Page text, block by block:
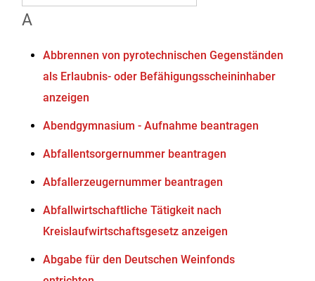
A
Abbrennen von pyrotechnischen Gegenständen
als Erlaubnis- oder Befähigungsscheininhaber
anzeigen
Abendgymnasium - Aufnahme beantragen
Abfallentsorgernummer beantragen
Abfallerzeugernummer beantragen
Abfallwirtschaftliche Tätigkeit nach
Kreislaufwirtschaftsgesetz anzeigen
Abgabe für den Deutschen Weinfonds